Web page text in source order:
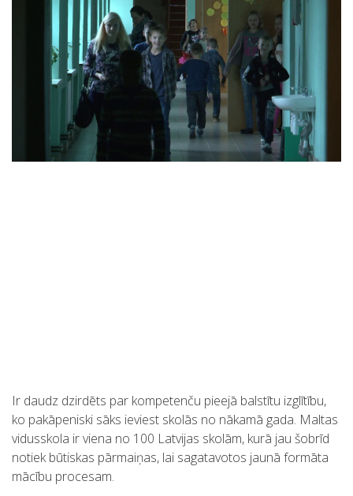
Ir daudz dzirdēts par kompetenču pieejā balstītu izglītību,
ko pakāpeniski sāks ieviest skolās no nākamā gada. Maltas
vidusskola ir viena no 100 Latvijas skolām, kurā jau šobrīd
notiek būtiskas pārmaiņas, lai sagatavotos jaunā formāta
mācību procesam.